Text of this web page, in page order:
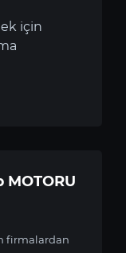
için
MOTORU
firmalardan